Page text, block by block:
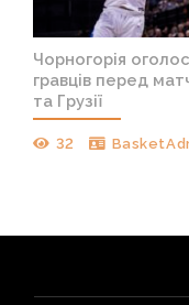
Чорногорія
гравців перед
та Грузії
32